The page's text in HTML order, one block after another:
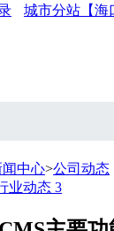
城市分站【海
闻中心>公司动态
业动态 3